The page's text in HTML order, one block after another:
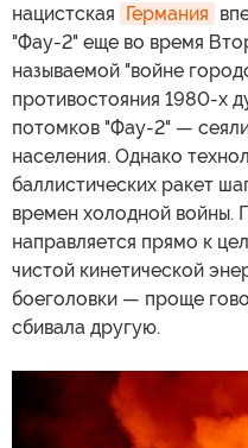
нацистская Германия
"Фау-2" еще во время
называемой "войне
противостояния 1980-х
потомков "Фау-2" —
населения. Однако
баллистических ракет
времен холодной войны.
направляется прямо к
чистой кинетической
боеголовки — проще
сбивала другую.